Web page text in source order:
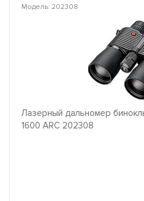
Модель: 202308
Лазерный дальномер
1600 ARC 202308